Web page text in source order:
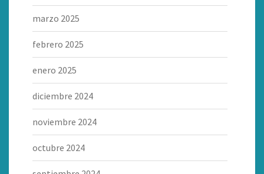
marzo 2025
febrero 2025
enero 2025
diciembre 2024
noviembre 2024
octubre 2024